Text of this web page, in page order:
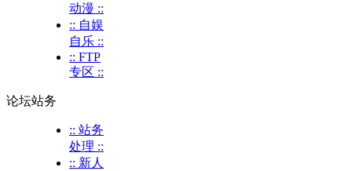
动漫 ::
:: 自娱
自乐 ::
:: FTP
专区 ::
论坛站务
:: 站务
处理 ::
:: 新人